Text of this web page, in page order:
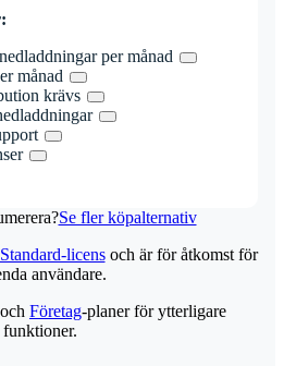
per månad
månad
krävs
Se fler köpalternativ
licensoch är för åtkomst för
användare.
Företag-planer för ytterligare
funktioner.